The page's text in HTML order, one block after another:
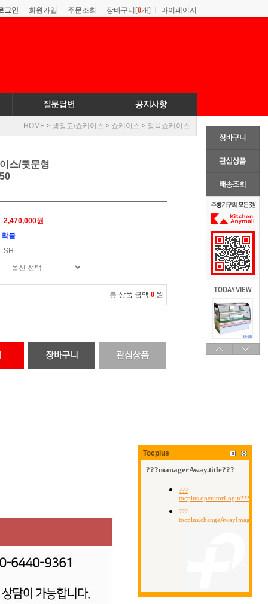
그인 회원가입 주문조회 장바구니[0개] 마이페이지
HOME > 냉장고/쇼케이스 > 쇼케이스 > 정육쇼케이스
스/뒷문형
2,470,000원
착불
SH
총 상품 금액 0 원
Tocplus